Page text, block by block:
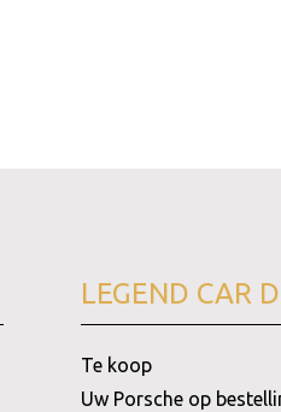
LEGEND CAR
Te koop
Uw Porsche op